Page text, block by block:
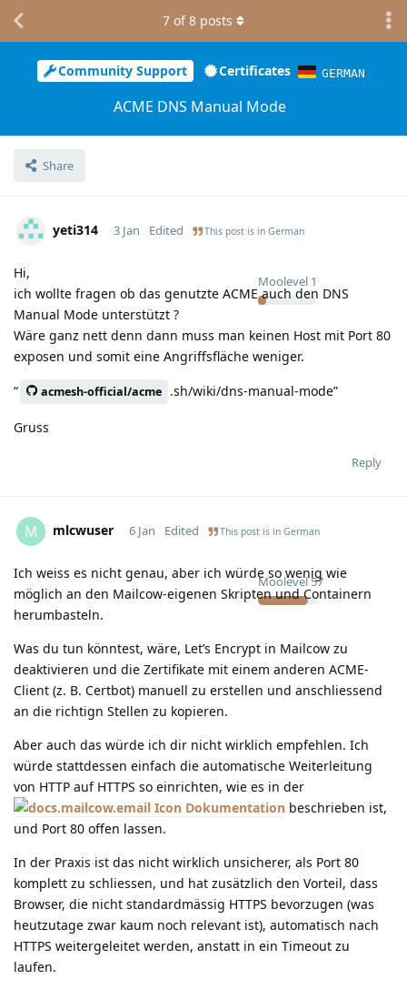
Community Support Certificates GERMAN
ACME DNS Manual Mode
Share
7 of8 posts
yeti314
Moolevel 1
3 Jan Edited This post is in German
Hi,
ich wollte fragen ob das genutzte ACME auch den DNS
Manual Mode unterstützt ?
Wäre ganz nett denn dann muss man keinen Host mit Port 80
exposen und somit eine Angriffsfläche weniger.
“
acmesh-official/acme .sh/wiki/dns-manual-mode”
Gruss
Reply
M mlcwuser
Moolevel 57
6 Jan Edited This post is in German
Ich weiss es nicht genau, aber ich würde so wenig wie
möglich an den Mailcow-eigenen Skripten und Containern
herumbasteln.
Was du tun könntest, wäre, Let’s Encrypt in Mailcow zu
deaktivieren und die Zertifikate mit einem anderen ACME-
Client (z. B. Certbot) manuell zu erstellen und anschliessend
an die richtign Stellen zu kopieren.
Aber auch das würde ich dir nicht wirklich empfehlen. Ich
würde stattdessen einfach die automatische Weiterleitung
von HTTP auf HTTPS so einrichten, wie es in der
Dokumentation beschrieben ist,
und Port 80 offen lassen.
In der Praxis ist das nicht wirklich unsicherer, als Port 80
komplett zu schliessen, und hat zusätzlich den Vorteil, dass
Browser, die nicht standardmässig HTTPS bevorzugen (was
heutzutage zwar kaum noch relevant ist), automatisch nach
HTTPS weitergeleitet werden, anstatt in ein Timeout zu
laufen.